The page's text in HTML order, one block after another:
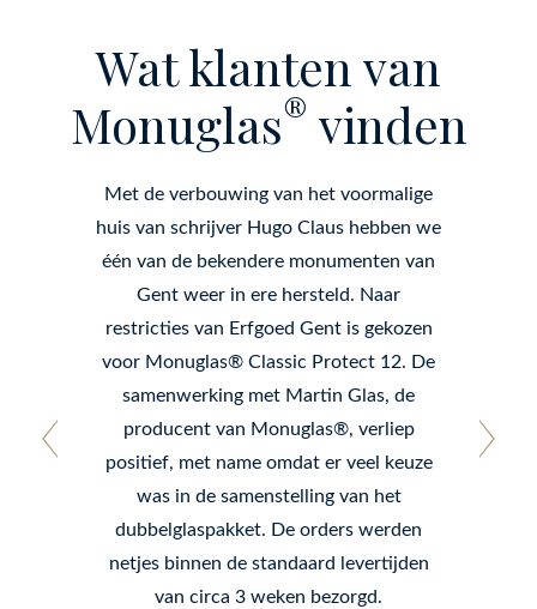
Wat klanten van
Monuglas® vinden
Met de verbouwing van het voormalige
huis van schrijver Hugo Claus hebben we
één van de bekendere monumenten van
Gent weer in ere hersteld. Naar
restricties van Erfgoed Gent is gekozen
voor Monuglas® Classic Protect 12. De
samenwerking met Martin Glas, de
producent van Monuglas®, verliep
positief, met name omdat er veel keuze
was in de samenstelling van het
dubbelglaspakket. De orders werden
netjes binnen de standaard levertijden
van circa 3 weken bezorgd.